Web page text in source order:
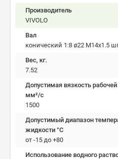
Производитель
VIVOLO
Вал
конический 1:8 ø22 M14x1.5
Вес, кг.
7.52
Допустимая вязкость
мм²/c
1500
Допустимый диапазон
жидкости °C
от -15 до +80
Использование водного